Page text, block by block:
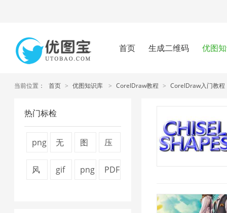
首页 生成二维码 优图
当前位置： 首页 > 优图知识库 > CorelDraw教程 > CorelDraw入门教程
热门标检
png
无
图
压
风
gif
png
PDF